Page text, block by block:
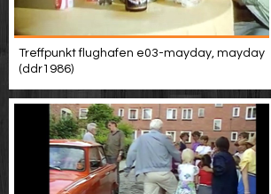
Treffpunkt flughafen e03-mayday, mayday
(ddr1986)